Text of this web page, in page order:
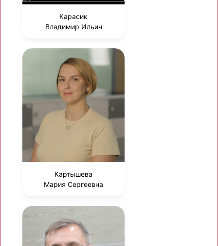
Карасик
Владимир Ильич
Картышева
Мария Сергеевна